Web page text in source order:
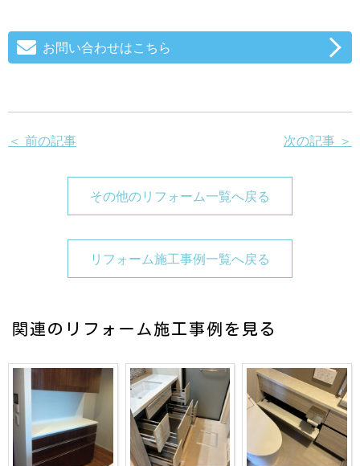
お問い合わせはこちら
＜ 前の記事 次の記事 ＞
その他のリフォーム一覧へ戻る
リフォーム施工事例一覧へ戻る
関連のリフォーム施工事例を見る